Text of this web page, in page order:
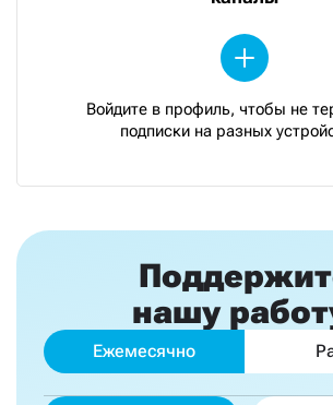
Войдите в профиль, чтобы не
подписки на разных
нашу
Ежемесячно